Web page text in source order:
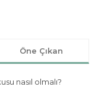
Öne Çıkan
nasıl olmalı?